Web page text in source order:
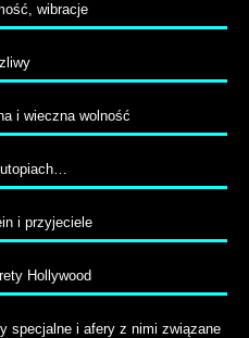
wibracje
i wieczna wolność
i przyjeciele
Hollywood
specjalne i afery z nimi związane